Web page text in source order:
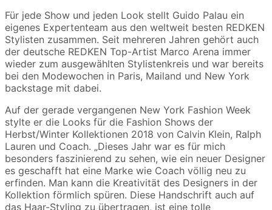
Für jede Show und jeden Look stellt Guido Palau ein
eigenes Expertenteam aus den weltweit besten REDKEN
Stylisten zusammen. Seit mehreren Jahren gehört auch
der deutsche REDKEN Top-Artist Marco Arena immer
wieder zum ausgewählten Stylistenkreis und war bereits
bei den Modewochen in Paris, Mailand und New York
backstage mit dabei.
Auf der gerade vergangenen New York Fashion Week
stylte er die Looks für die Fashion Shows der
Herbst/Winter Kollektionen 2018 von Calvin Klein, Ralph
Lauren und Coach. „Dieses Jahr war es für mich
besonders faszinierend zu sehen, wie ein neuer Designer
es geschafft hat eine Marke wie Coach völlig neu zu
erfinden. Man kann die Kreativität des Designers in der
Kollektion förmlich spüren. Diese Handschrift auch auf
das Haar-Styling zu übertragen, ist eine tolle